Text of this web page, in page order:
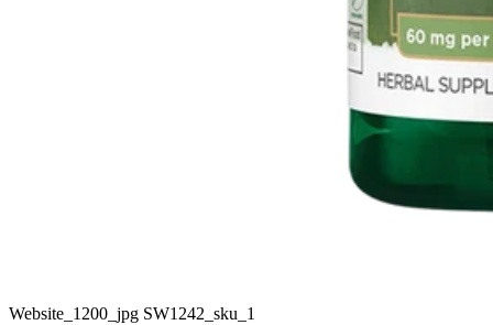
Website_1200_jpg SW1242_sku_1